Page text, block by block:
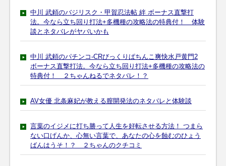
中川 武頼のバジリスク・甲賀忍法帖 絆 ボーナス直撃打
法。今なら立ち回り打法+多機種の攻略法の特典付！ 体験
談とネタバレがヤバいかも
中川 武頼のパチンコ-CRびっくりぱちんこ爽快水戸黄門2
ボーナス直撃打法。今なら立ち回り打法+多機種の攻略法の
特典付！ ２ちゃんねるでネタバレ！？
AV女優 北条麻妃が教える膣開発法のネタバレと体験談
言葉のイジメに打ち勝って人生を好転させる方法！ つまら
ない口げんか、心無い言葉で、あなたの心を蝕むのひょう
ばんはうそ！？ ２ちゃんのクチコミ